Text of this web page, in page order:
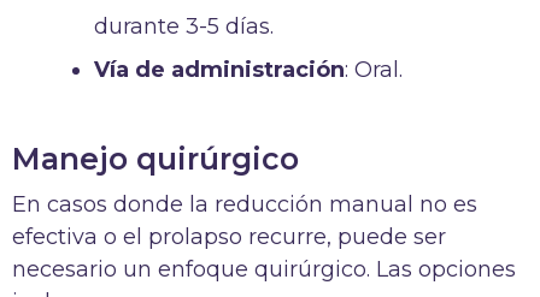
durante 3-5 días.
Vía de administración: Oral.
Manejo quirúrgico
En casos donde la reducción manual no es
efectiva o el prolapso recurre, puede ser
necesario un enfoque quirúrgico. Las opciones